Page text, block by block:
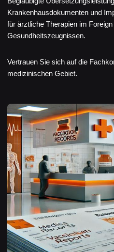
Krankenhausdokumenten und
für ärztliche Therapien im
Gesundheitszeugnissen.
Vertrauen Sie sich auf die
medizinischen Gebiet.